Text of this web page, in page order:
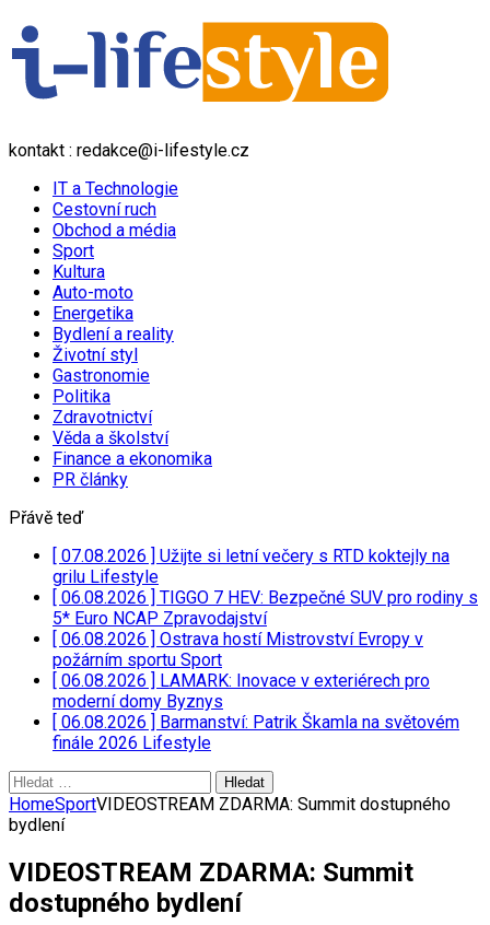
kontakt : redakce@i-lifestyle.cz
IT a Technologie
Cestovní ruch
Obchod a média
Sport
Kultura
Auto-moto
Energetika
Bydlení a reality
Životní styl
Gastronomie
Politika
Zdravotnictví
Věda a školství
Finance a ekonomika
PR články
Přávě teď
[ 07.08.2026 ] Užijte si letní večery s RTD koktejly na
grilu Lifestyle
[ 06.08.2026 ] TIGGO 7 HEV: Bezpečné SUV pro rodiny s
5* Euro NCAP Zpravodajství
[ 06.08.2026 ] Ostrava hostí Mistrovství Evropy v
požárním sportu Sport
[ 06.08.2026 ] LAMARK: Inovace v exteriérech pro
moderní domy Byznys
[ 06.08.2026 ] Barmanství: Patrik Škamla na světovém
finále 2026 Lifestyle
Vyhledávání
HomeSportVIDEOSTREAM ZDARMA: Summit dostupného
bydlení
VIDEOSTREAM ZDARMA: Summit
dostupného bydlení